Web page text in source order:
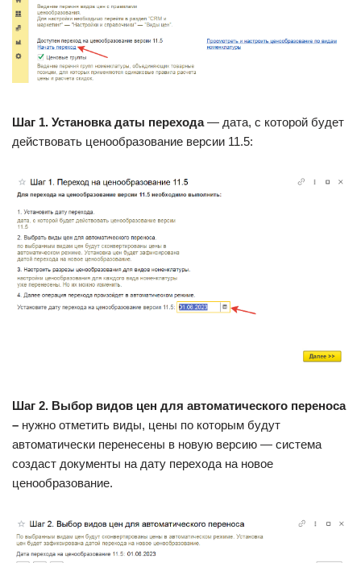
Шаг 1. Установка даты перехода— дата, с которой будет
действовать ценообразование версии 11.5:
Шаг 2. Выбор видов цен для автоматического переноса
– нужно отметить виды, цены по которым будут
автоматически перенесены в новую версию — система
создаст документы на дату перехода на новое
ценообразование.